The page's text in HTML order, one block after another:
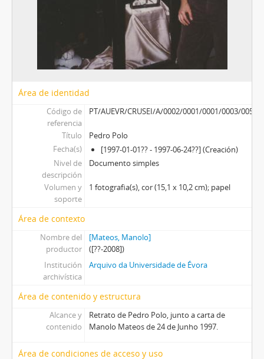
Área de identidad
Código de
referencia
PT/AUEVR/CRUSEI/A/0002/0001/0001/0003/0050
Título
Pedro Polo
Fecha(s)
[1997-01-01?? - 1997-06-24??] (Creación)
Nivel de
descripción
Documento simples
Volumen y
soporte
1 fotografia(s), cor (15,1 x 10,2 cm); papel
Área de contexto
Nombre del
productor
[Mateos, Manolo]
([??-2008])
Institución
archivística
Arquivo da Universidade de Évora
Área de contenido y estructura
Alcance y
contenido
Retrato de Pedro Polo, junto a carta de
Manolo Mateos de 24 de Junho 1997.
Área de condiciones de acceso y uso